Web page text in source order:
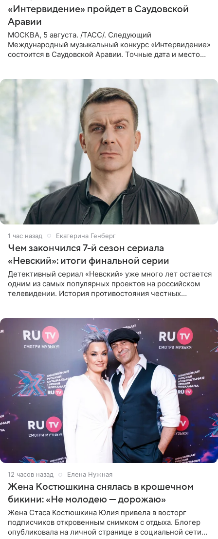
«Интервидение» пройдет в Саудовской
Аравии
МОСКВА, 5 августа. /ТАСС/. Следующий
Международный музыкальный конкурс «Интервидение»
состоится в Саудовской Аравии. Точные дата и место
1 час назад Екатерина Генберг
Чем закончился 7-й сезон сериала
«Невский»: итоги финальной серии
Детективный сериал «Невский» уже много лет остается
одним из самых популярных проектов на российском
телевидении. История противостояния честных
12 часов назад Елена Нужная
Жена Костюшкина снялась в крошечном
бикини: «Не молодею — дорожаю»
Жена Стаса Костюшкина Юлия привела в восторг
подписчиков откровенным снимком с отдыха. Блогер
опубликовала на личной странице в социальной сети